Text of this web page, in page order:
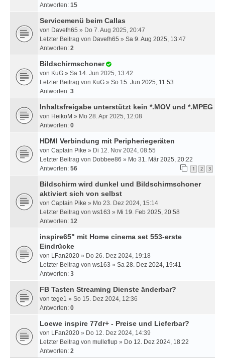
Antworten: 15
Servicemenü beim Callas
von Davefh65 » Do 7. Aug 2025, 20:47
Letzter Beitrag von Davefh65 » Sa 9. Aug 2025, 13:47
Antworten: 2
Bildschirmschoner
von KuG » Sa 14. Jun 2025, 13:42
Letzter Beitrag von KuG » So 15. Jun 2025, 11:53
Antworten: 3
Inhaltsfreigabe unterstützt kein *.MOV und *.MPEG
von HeikoM » Mo 28. Apr 2025, 12:08
Antworten: 0
HDMI Verbindung mit Peripheriegeräten
von Captain Pike » Di 12. Nov 2024, 08:55
Letzter Beitrag von Dobbee86 » Mo 31. Mär 2025, 20:22
Antworten: 56 1 2 3
Bildschirm wird dunkel und Bildschirmschoner
aktiviert sich von selbst
von Captain Pike » Mo 23. Dez 2024, 15:14
Letzter Beitrag von ws163 » Mi 19. Feb 2025, 20:58
Antworten: 12
inspire65" mit Home cinema set 553-erste
Eindrücke
von LFan2020 » Do 26. Dez 2024, 19:18
Letzter Beitrag von ws163 » Sa 28. Dez 2024, 19:41
Antworten: 3
FB Tasten Streaming Dienste änderbar?
von tege1 » So 15. Dez 2024, 12:36
Antworten: 0
Loewe inspire 77dr+ - Preise und Lieferbar?
von LFan2020 » Do 12. Dez 2024, 14:39
Letzter Beitrag von mulleflup » Do 12. Dez 2024, 18:22
Antworten: 2